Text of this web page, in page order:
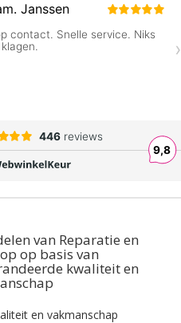
van Reparatie en
op basis van
kwaliteit en
en vakmanschap